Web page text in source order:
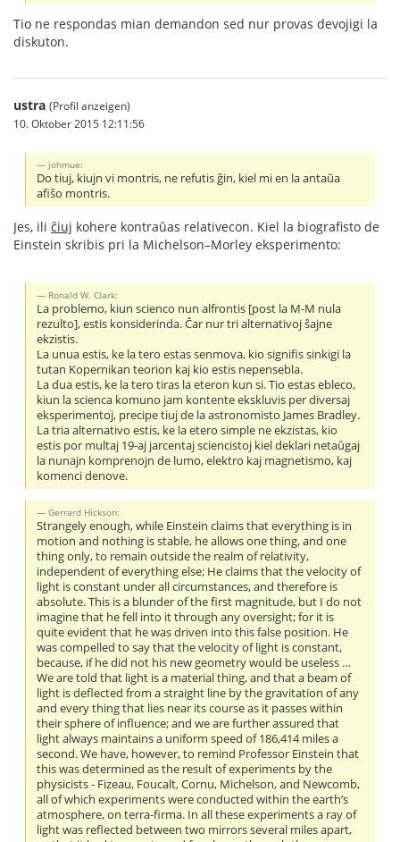
Tio ne respondas mian demandon sed nur provas devojigi la
diskuton.
ustra (Profil anzeigen)
10. Oktober 2015 12:11:56
johmue:
Do tiuj, kiujn vi montris, ne refutis ĝin, kiel mi en la antaŭa
afiŝo montris.
Jes, ili ĉiuj kohere kontraŭas relativecon. Kiel la biografisto de
Einstein skribis pri la Michelson–Morley eksperimento:
Ronald W. Clark:
La problemo, kiun scienco nun alfrontis [post la M-M nula
rezulto], estis konsiderinda. Ĉar nur tri alternativoj ŝajne
ekzistis.
La unua estis, ke la tero estas senmova, kio signifis sinkigi la
tutan Kopernikan teorion kaj kio estis nepensebla.
La dua estis, ke la tero tiras la eteron kun si. Tio estas ebleco,
kiun la scienca komuno jam kontente ekskluvis per diversaj
eksperimentoj, precipe tiuj de la astronomisto James Bradley.
La tria alternativo estis, ke la etero simple ne ekzistas, kio
estis por multaj 19-aj jarcentaj sciencistoj kiel deklari netaŭgaj
la nunajn komprenojn de lumo, elektro kaj magnetismo, kaj
komenci denove.
Gerrard Hickson:
Strangely enough, while Einstein claims that everything is in
motion and nothing is stable, he allows one thing, and one
thing only, to remain outside the realm of relativity,
independent of everything else; He claims that the velocity of
light is constant under all circumstances, and therefore is
absolute. This is a blunder of the first magnitude, but I do not
imagine that he fell into it through any oversight; for it is
quite evident that he was driven into this false position. He
was compelled to say that the velocity of light is constant,
because, if he did not his new geometry would be useless …
We are told that light is a material thing, and that a beam of
light is deflected from a straight line by the gravitation of any
and every thing that lies near its course as it passes within
their sphere of influence; and we are further assured that
light always maintains a uniform speed of 186,414 miles a
second. We have, however, to remind Professor Einstein that
this was determined as the result of experiments by the
physicists - Fizeau, Foucalt, Cornu, Michelson, and Newcomb,
all of which experiments were conducted within the earth’s
atmosphere, on terra-firma. In all these experiments a ray of
light was reflected between two mirrors several miles apart,